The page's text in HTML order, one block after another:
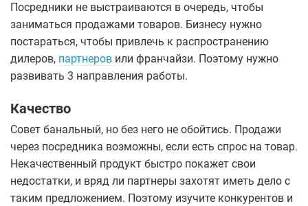
Посредники не выстраиваются в очередь, чтобы
заниматься продажами товаров. Бизнесу нужно
постараться, чтобы привлечь к распространению
дилеров, партнеров или франчайзи. Поэтому нужно
развивать 3 направления работы.
Качество
Совет банальный, но без него не обойтись. Продажи
через посредника возможны, если есть спрос на товар.
Некачественный продукт быстро покажет свои
недостатки, и вряд ли партнеры захотят иметь дело с
таким предложением. Поэтому изучите конкурентов и